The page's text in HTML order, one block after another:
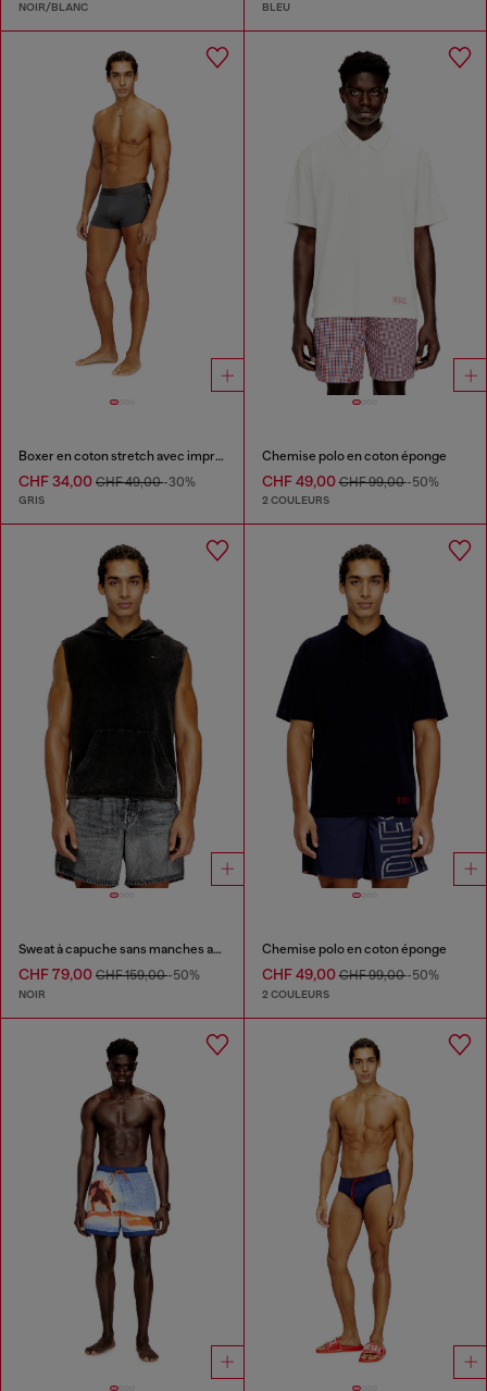
NOIR/BLANC BLEU
Boxer en coton stretch avec imprimé ton sur ton
CHF 34,00 CHF 49,00-30%
GRIS
Chemise polo en coton éponge
CHF 49,00CHF 99,00-50%
2 COULEURS
Sweat à capuche sans manches avec effet denim
CHF 79,00 CHF 159,00-50%
NOIR
Chemise polo en coton éponge
CHF 49,00CHF 99,00-50%
2 COULEURS